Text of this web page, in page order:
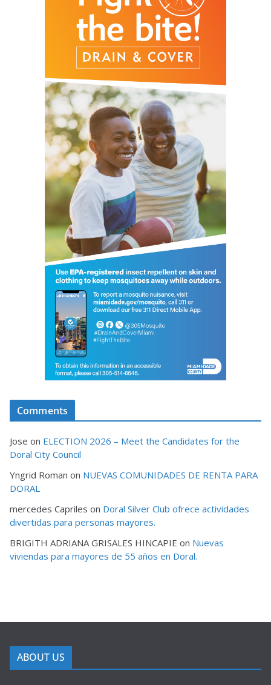
Comments
Jose on ELECTION 2026 – Meet the Candidates for the
Doral City Council
Yngrid Roman on NUEVAS COMUNIDADES DE RENTA PARA
DORAL
mercedes Capriles on Doral Silver Club ofrece actividades
divertidas para personas mayores.
BRIGITH ADRIANA GRISALES HINCAPIE on Nuevas
viviendas para mayores de 55 años en Doral.
ABOUT US